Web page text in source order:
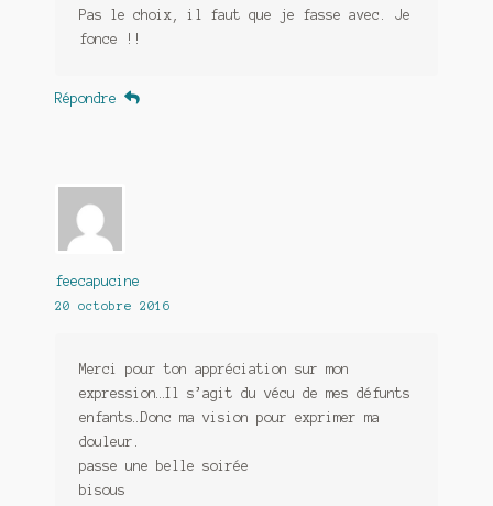
Pas le choix, il faut que je fasse avec. Je
fonce !!
Répondre
feecapucine
20 octobre 2016
Merci pour ton appréciation sur mon
expression…Il s’agit du vécu de mes défunts
enfants…Donc ma vision pour exprimer ma
douleur.
passe une belle soirée
bisous